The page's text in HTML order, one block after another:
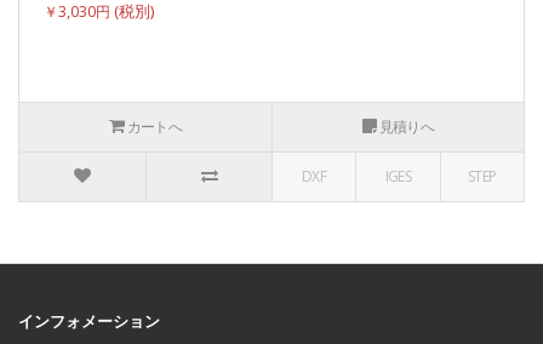
￥3,030円
カートへ 見積りへ
DXF IGES STEP
インフォメーション